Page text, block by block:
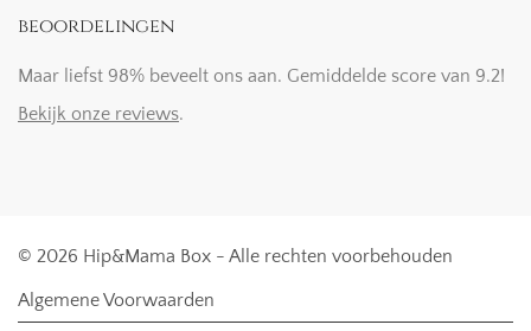
beoordelingen
Maar liefst 98% beveelt ons aan. Gemiddelde score van 9.2!
Bekijk onze reviews.
© 2026 Hip&Mama Box - Alle rechten voorbehouden
Algemene Voorwaarden